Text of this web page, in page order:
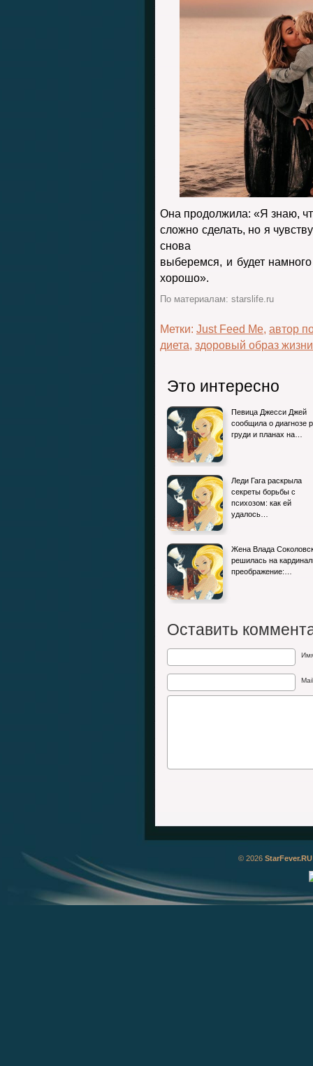
Она продолжила: «Я знаю,
сложно сделать, но я
снова
выберемся, и будет
хорошо».
По материалам: starslife.ru
Метки: Just Feed Me, автор
диета, здоровый образ жизни
Это интересно
Певица Джесси Джей
сообщила о диагнозе
груди и планах на…
Леди Гага раскрыла
секреты борьбы с
психозом: как ей
удалось…
Жена Влада
решилась на
преображение:…
Оставить
© 2026 StarFever.RU